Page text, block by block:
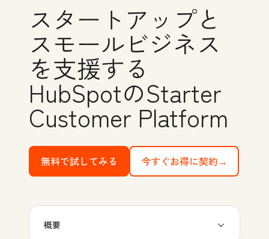
スタートアップと
スモールビジネス
を支援する
HubSpotのStarter
Customer Platform
無料で試してみる with HubSpot's free tools
今すぐお得に契約→
概要